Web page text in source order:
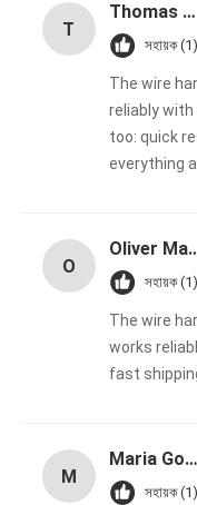
T
Thomas Müller
সহায়ক (1)
The wire
reliably with
too: quick
everything
O
Oliver
সহায়ক (1)
The wire
works
fast
M
Maria Gonzalez
সহায়ক (1)